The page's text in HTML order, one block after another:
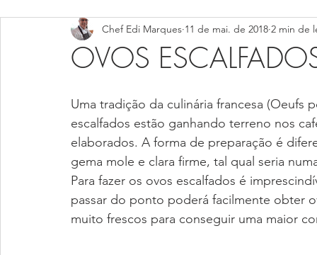
Peixes e Frutos do Mar Aperitivos
OVOS
Chef Edi Marques 11 de mai. de 2018 2 min de
Uma tradição da culinária francesa
escalfados estão ganhando terreno nos
elaborados. A forma de preparação é
gema mole e clara firme, tal qual seria
Para fazer os ovos escalfados é
passar do ponto poderá facilmente obter
muito frescos para conseguir uma maior